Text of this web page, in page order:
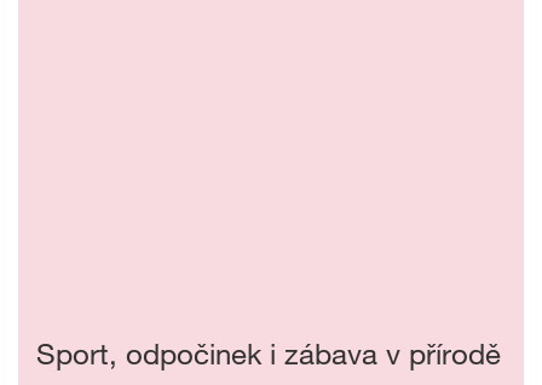
Sport, odpočinek i zábava v přírodě